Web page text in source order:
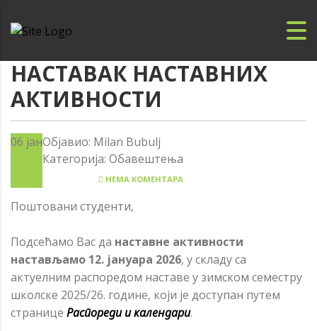
НАСТАВАК НАСТАВНИХ
АКТИВНОСТИ
06 јанОбјавио: Milan Bubulj
Категорија: Обавештења
НЕМА КОМЕНТАРА
Поштовани студенти,
Подсећамо Вас да наставне активности
настављамо 12. јануара 2026, у складу са
актуелним распоредом наставе у зимском семестру
школске 2025/26. године, који је доступан путем
странице Распореди и календари.